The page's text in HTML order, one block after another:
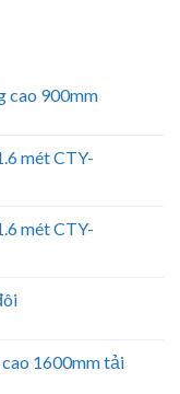
cao 900mm
mét CTY-
mét CTY-
cao 1600mm tải